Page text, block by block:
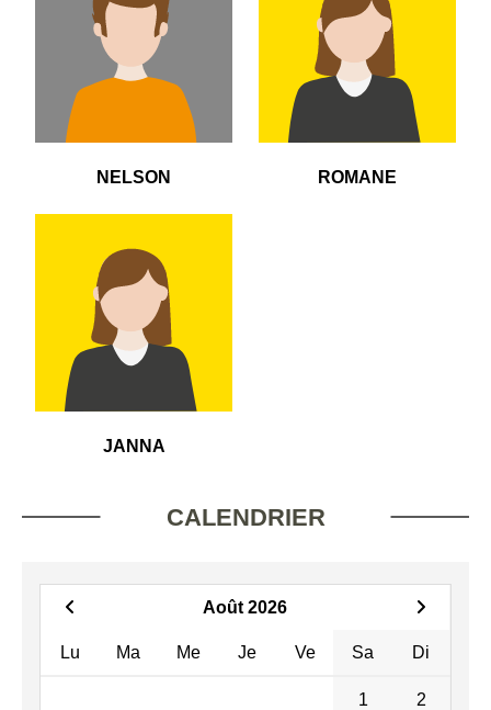
NELSON ROMANE
JANNA
CALENDRIER
Août 2026
Lu Ma Me Je Ve Sa Di
1 2